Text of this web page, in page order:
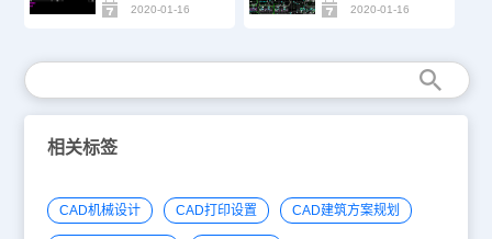
2020-01-16 2020-01-16
相关标签
CAD机械设计 CAD打印设置 CAD建筑方案规划